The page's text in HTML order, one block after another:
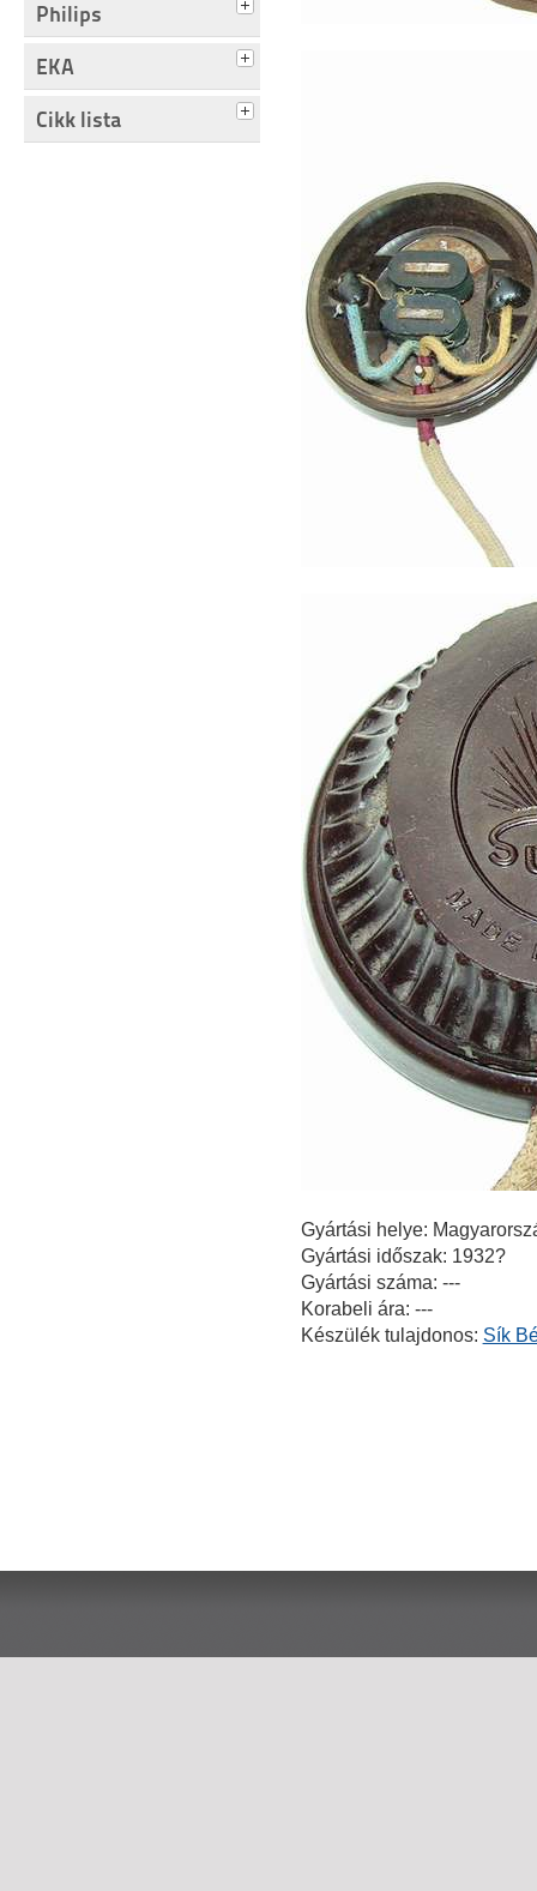
Philips
EKA
Cikk lista
Gyártási helye:
Gyártási időszak: 1932?
Gyártási száma: ---
Korabeli ára: ---
Készülék tulajdonos: Sík